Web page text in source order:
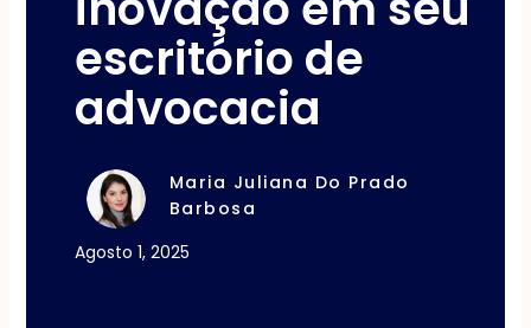
escritório de
advocacia
Maria Juliana Do Prado
Barbosa
Agosto 1, 2025